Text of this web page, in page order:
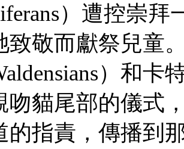
）遭控崇
致敬而獻祭兒童
）和卡
吻貓尾部的儀式
的指責，傳播到